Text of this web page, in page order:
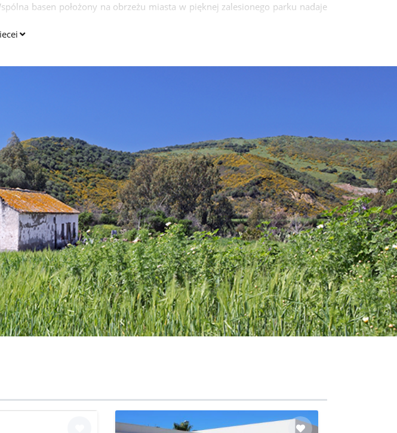
basen położony na obrzeżu miasta w pięknej zalesionego parku nadaje